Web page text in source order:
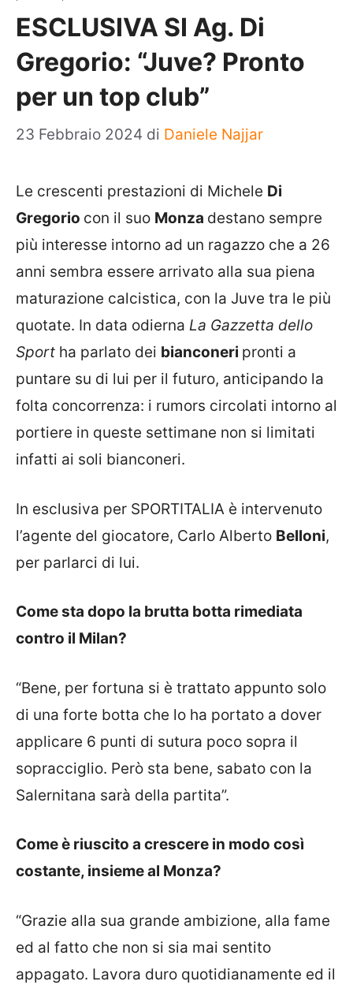
ESCLUSIVA SI Ag. Di
Gregorio: “Juve? Pronto
per un top club”
23 Febbraio 2024 di Daniele Najjar
Le crescenti prestazioni di Michele Di
Gregorio con il suo Monza destano sempre
più interesse intorno ad un ragazzo che a 26
anni sembra essere arrivato alla sua piena
maturazione calcistica, con la Juve tra le più
quotate. In data odierna La Gazzetta dello
Sport ha parlato dei bianconeri pronti a
puntare su di lui per il futuro, anticipando la
folta concorrenza: i rumors circolati intorno al
portiere in queste settimane non si limitati
infatti ai soli bianconeri.
In esclusiva per SPORTITALIA è intervenuto
l’agente del giocatore, Carlo Alberto Belloni,
per parlarci di lui.
Come sta dopo la brutta botta rimediata
contro il Milan?
“Bene, per fortuna si è trattato appunto solo
di una forte botta che lo ha portato a dover
applicare 6 punti di sutura poco sopra il
sopracciglio. Però sta bene, sabato con la
Salernitana sarà della partita”.
Come è riuscito a crescere in modo così
costante, insieme al Monza?
“Grazie alla sua grande ambizione, alla fame
ed al fatto che non si sia mai sentito
appagato. Lavora duro quotidianamente ed il